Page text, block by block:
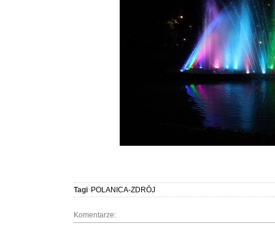
Tagi POLANICA-ZDRÓJ
Komentarze: